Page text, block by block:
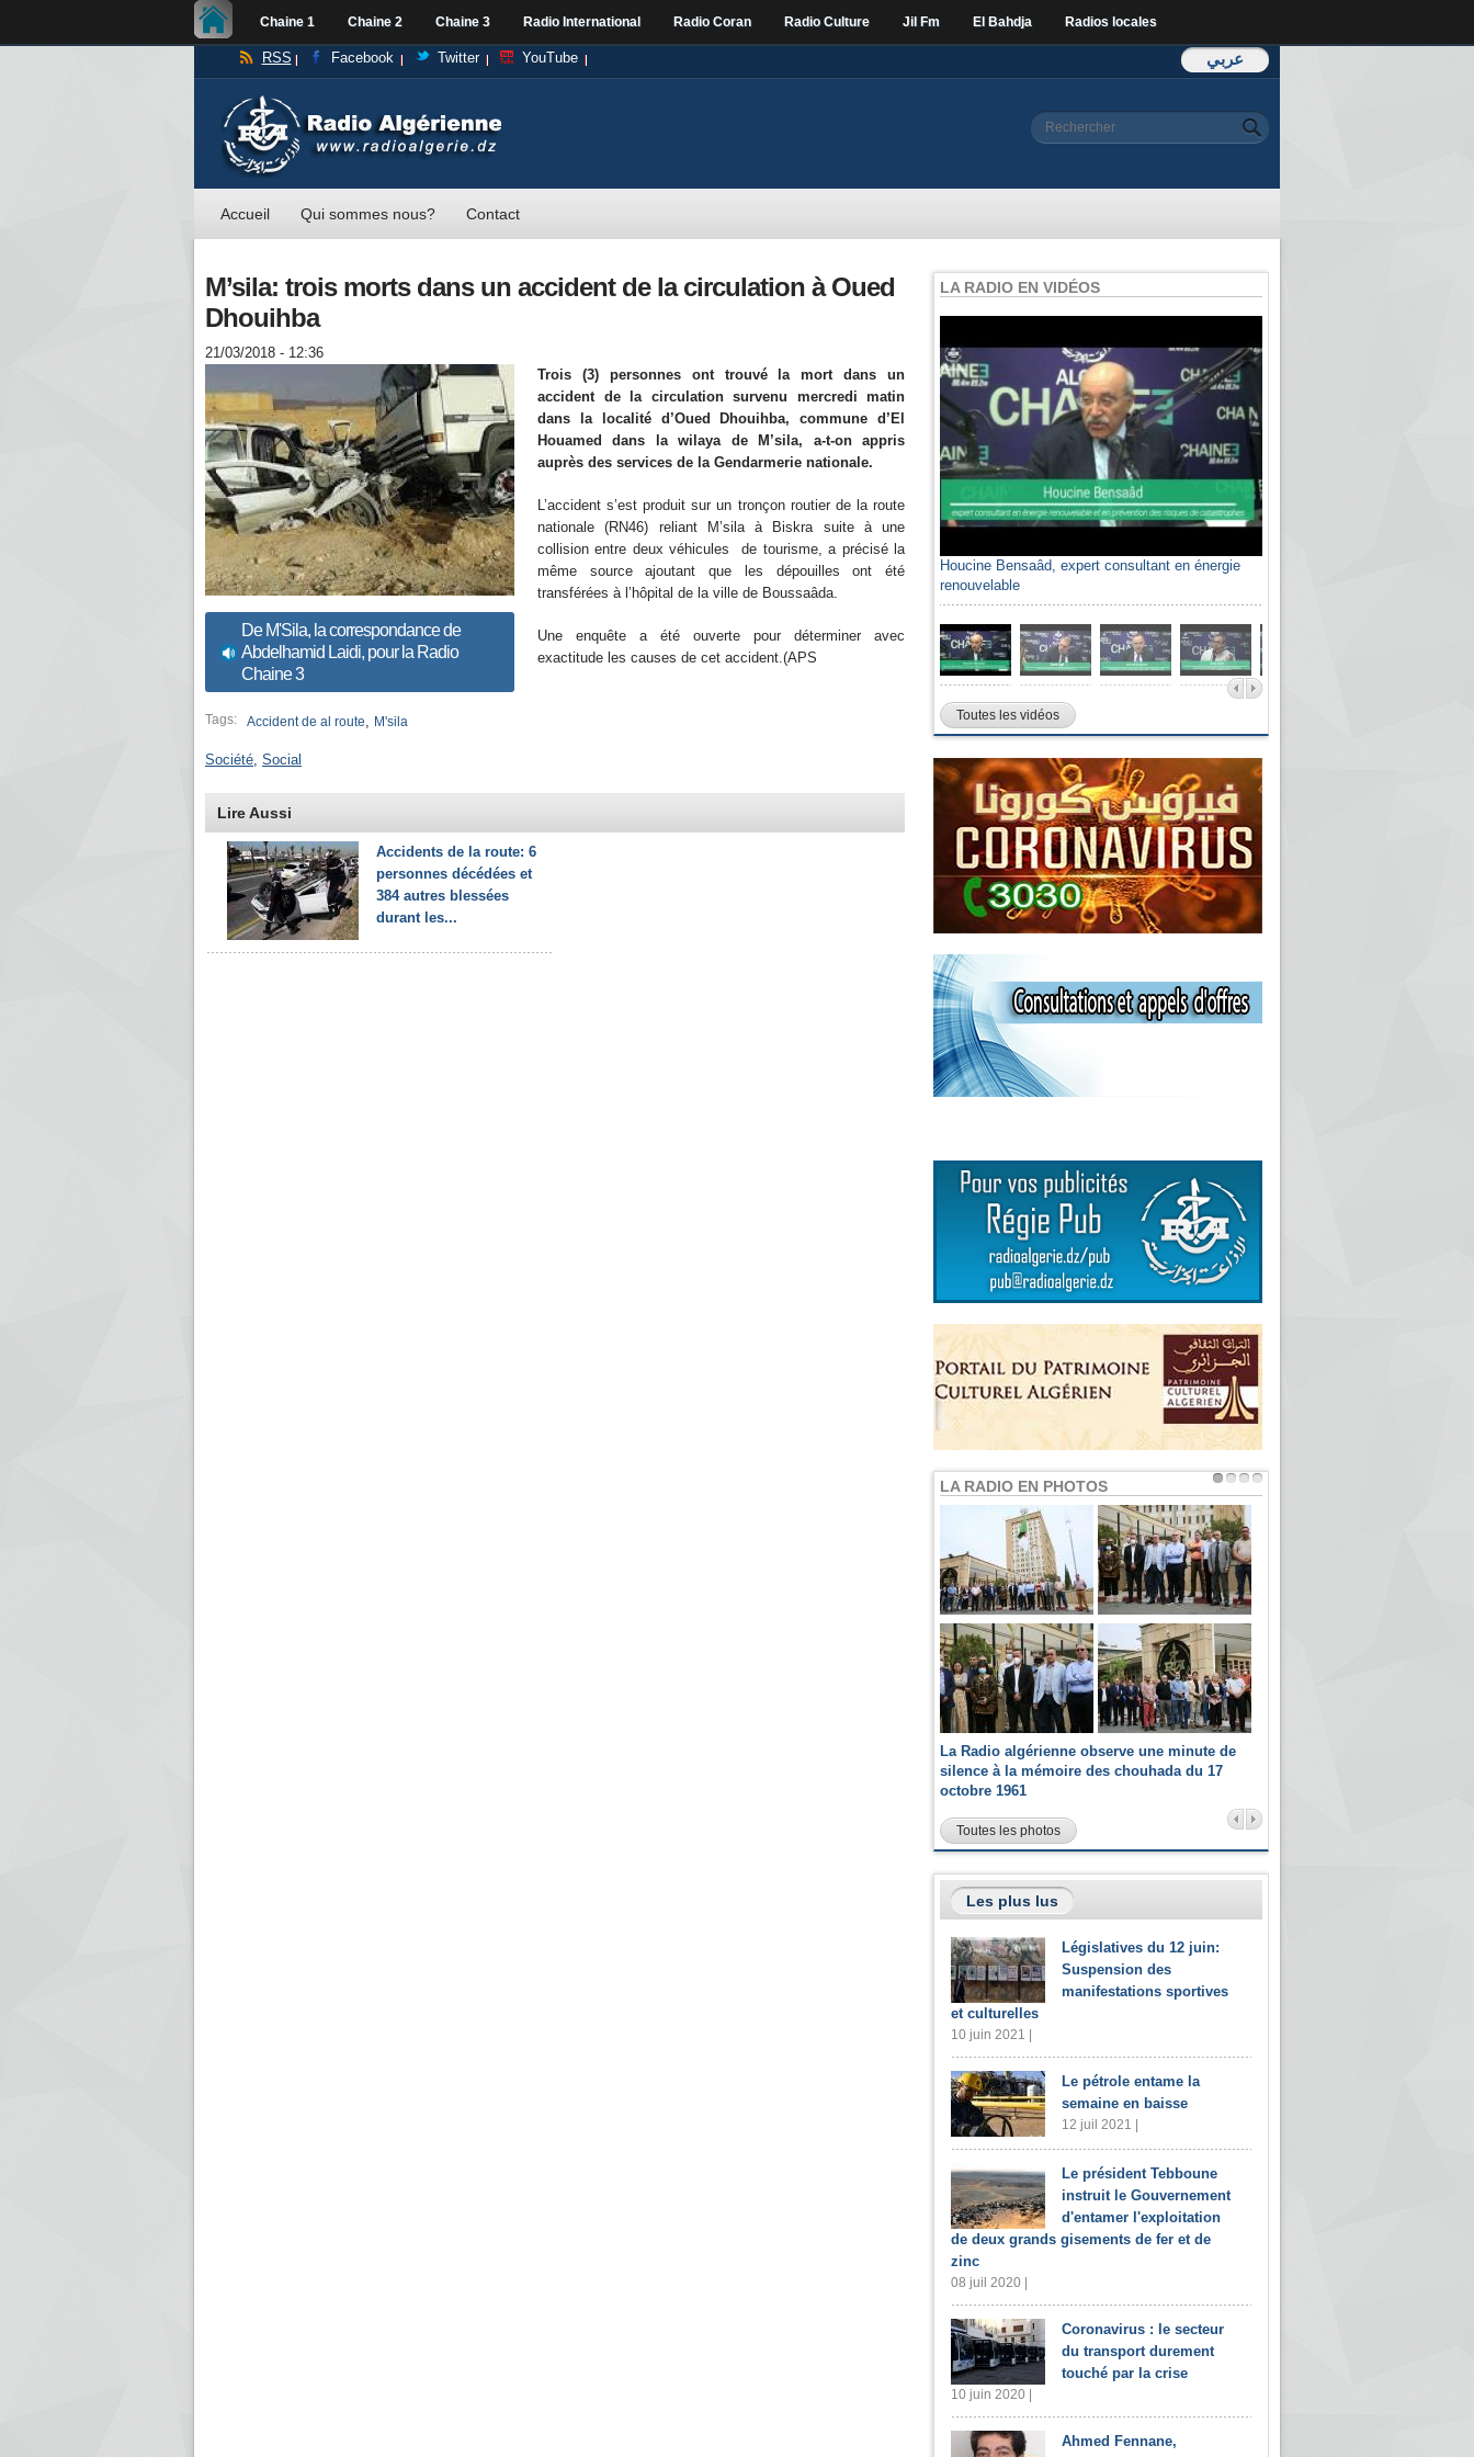
Chaine 1 Chaine 2 Chaine 3 Radio International Radio Coran Radio Culture Jil Fm El Bahdja Radios locales
عربي RSS Facebook Twitter YouTube
Formulaire de
Rechercher
Accueil Qui sommes nous? Contact
M’sila: trois morts dans un accident de la circulation à Oued
Dhouihba
21/03/2018 - 12:36
De M'Sila, la correspondance de
Abdelhamid Laidi, pour la Radio
Chaine 3
Trois (3) personnes ont trouvé la mort dans un
accident de la circulation survenu mercredi matin
dans la localité d’Oued Dhouihba, commune d’El
Houamed dans la wilaya de M’sila, a-t-on appris
auprès des services de la Gendarmerie nationale.
L’accident s’est produit sur un tronçon routier de la route
nationale (RN46) reliant M’sila à Biskra suite à une
collision entre deux véhicules de tourisme, a précisé la
même source ajoutant que les dépouilles ont été
transférées à l’hôpital de la ville de Boussaâda.
Une enquête a été ouverte pour déterminer avec
exactitude les causes de cet accident.(APS
Tags: Accident de al route, M'sila
Société, Social
Lire Aussi
Accidents de la route: 6
personnes décédées et
384 autres blessées
durant les...
LA RADIO EN VIDÉOS
Houcine Bensaâd, expert consultant en énergie
renouvelable
Toutes les vidéos
LA RADIO EN PHOTOS
La Radio algérienne observe une minute de
silence à la mémoire des chouhada du 17
octobre 1961
Toutes les photos
Les plus lus
Législatives du 12 juin:
Suspension des
manifestations sportives
et culturelles
10 juin 2021 |
Le pétrole entame la
semaine en baisse
12 juil 2021 |
Le président Tebboune
instruit le Gouvernement
d'entamer l'exploitation
de deux grands gisements de fer et de
zinc
08 juil 2020 |
Coronavirus : le secteur
du transport durement
touché par la crise
10 juin 2020 |
Ahmed Fennane,